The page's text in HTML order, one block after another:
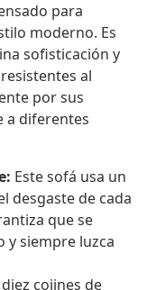
para
moderno. Es
sofisticación y
al
por sus
a diferentes
Este sofá usa un
desgaste de cada
que se
y siempre luzca
cojines de